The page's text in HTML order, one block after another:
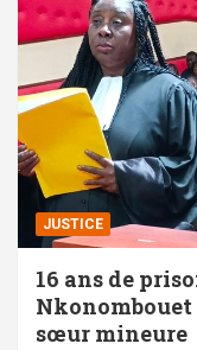
JUSTICE
16 ans de
sœur mineure